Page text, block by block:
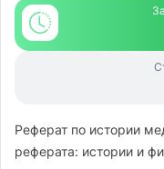
Реферат по истории
реферата: истории и